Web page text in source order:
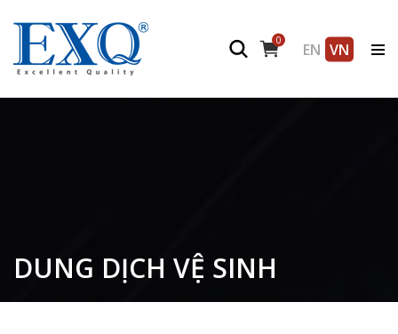
0 EN VN
DUNG DỊCH VỆ SINH